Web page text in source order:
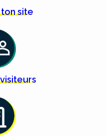
tonsite
visiteurs